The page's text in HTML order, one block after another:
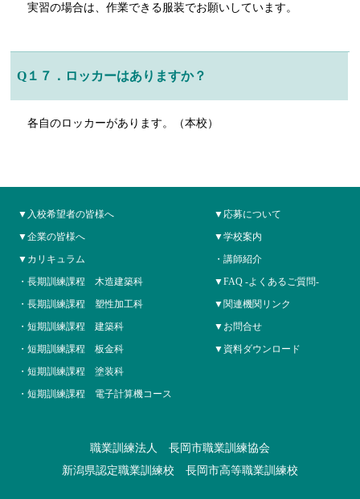
実習の場合は、作業できる服装でお願いしています。
Q１７．ロッカーはありますか？
各自のロッカーがあります。（本校）
入校希望者の皆様へ
企業の皆様へ
カリキュラム
長期訓練課程 木造建築科
長期訓練課程 塑性加工科
短期訓練課程 建築科
短期訓練課程 板金科
短期訓練課程 塗装科
短期訓練課程 電子計算機コース
応募について
学校案内
講師紹介
FAQ -よくあるご質問-
関連機関リンク
お問合せ
資料ダウンロード
職業訓練法人 長岡市職業訓練協会
新潟県認定職業訓練校 長岡市高等職業訓練校